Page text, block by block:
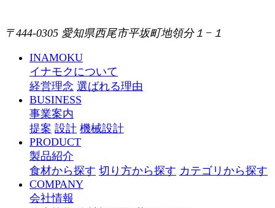
〒444-0305 愛知県西尾市平坂町地領分１−１
INAMOKU
イナモクについて
経営理念 選ばれる理由
BUSINESS
事業案内
提案 設計 機械設計
PRODUCT
製品紹介
食材から探す 切り方から探す カテゴリから探す
COMPANY
会社情報